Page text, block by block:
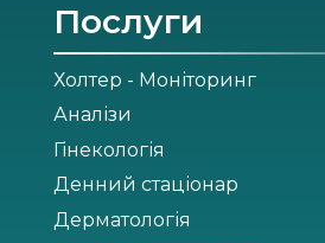
Послуги
Холтер - Моніторинг
Аналізи
Гінекологія
Денний стаціонар
Дерматологія